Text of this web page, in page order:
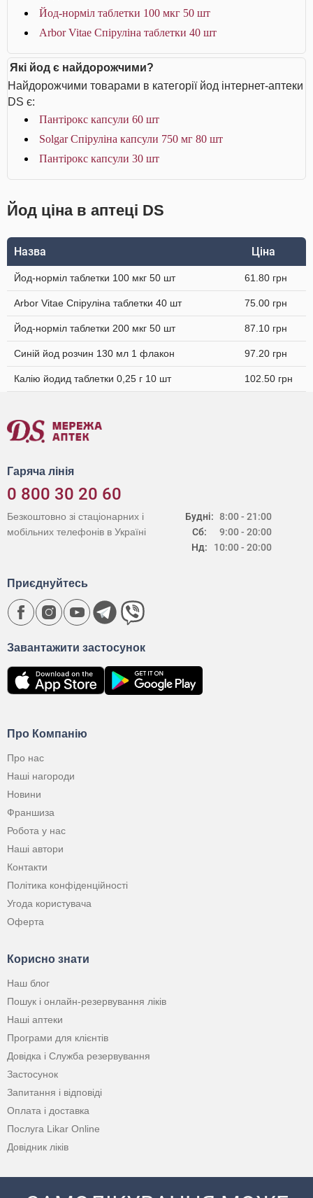
Йод-норміл таблетки 100 мкг 50 шт
Arbor Vitae Спіруліна таблетки 40 шт
Які йод є найдорожчими?
Найдорожчими товарами в категорії йод інтернет-аптеки
DS є:
Пантірокс капсули 60 шт
Solgar Спіруліна капсули 750 мг 80 шт
Пантірокс капсули 30 шт
Йод ціна в аптеці DS
Назва Ціна
Йод-норміл таблетки 100 мкг 50 шт 61.80 грн
Arbor Vitae Спіруліна таблетки 40 шт 75.00 грн
Йод-норміл таблетки 200 мкг 50 шт 87.10 грн
Синій йод розчин 130 мл 1 флакон 97.20 грн
Калію йодид таблетки 0,25 г 10 шт 102.50 грн
Гаряча лінія
0 800 30 20 60
Будні:
Сб:
Нд:
8:00 - 21:00
9:00 - 20:00
10:00 - 20:00
Безкоштовно зі стаціонарних і
мобільних телефонів в Україні
Про Компанію
Про нас
Наші нагороди
Новини
Франшиза
Робота у нас
Наші автори
Контакти
Політика конфіденційності
Угода користувача
Оферта
Корисно знати
Наш блог
Пошук і онлайн-резервування ліків
Наші аптеки
Програми для клієнтів
Довідка і Служба резервування
Застосунок
Запитання і відповіді
Оплата і доставка
Послуга Likar Online
Довідник ліків
Завантажити застосунок
Приєднуйтесь